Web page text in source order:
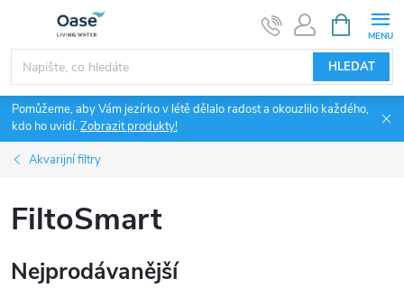
obsah
HLEDAT
NÁKUPNÍ
KOŠÍK
Pomůžeme, aby Vám jezírko v létě dělalo radost a okouzlilo každého,
kdo ho uvidí.Zobrazit produkty!
Akvarijní filtry
FiltoSmart
Nejprodávanější